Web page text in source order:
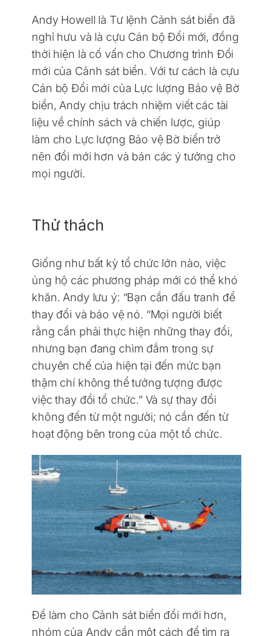
Andy Howell là Tư lệnh Cảnh sát biển đã
nghỉ hưu và là cựu Cán bộ Đổi mới, đồng
thời hiện là cố vấn cho Chương trình Đổi
mới của Cảnh sát biển. Với tư cách là cựu
Cán bộ Đổi mới của Lực lượng Bảo vệ Bờ
biển, Andy chịu trách nhiệm viết các tài
liệu về chính sách và chiến lược, giúp
làm cho Lực lượng Bảo vệ Bờ biển trở
nên đổi mới hơn và bán các ý tưởng cho
mọi người.
Thử thách
Giống như bất kỳ tổ chức lớn nào, việc
ủng hộ các phương pháp mới có thể khó
khăn. Andy lưu ý: “Bạn cần đấu tranh để
thay đổi và bảo vệ nó. “Mọi người biết
rằng cần phải thực hiện những thay đổi,
nhưng bạn đang chìm đắm trong sự
chuyên chế của hiện tại đến mức bạn
thậm chí không thể tưởng tượng được
việc thay đổi tổ chức.” Và sự thay đổi
không đến từ một người; nó cần đến từ
hoạt động bên trong của một tổ chức.
Để làm cho Cảnh sát biển đổi mới hơn,
nhóm của Andy cần một cách để tìm ra